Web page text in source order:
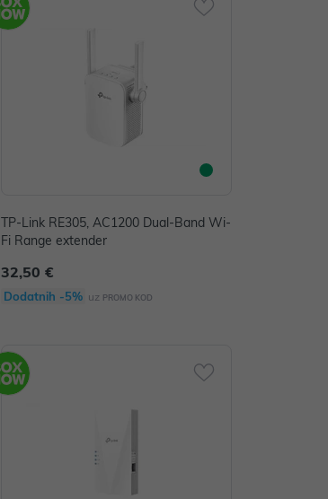
TP-Link RE305, AC1200 Dual-Band Wi-
Fi Range extender
32,50 €
Dodatnih -5% uz PROMO KOD